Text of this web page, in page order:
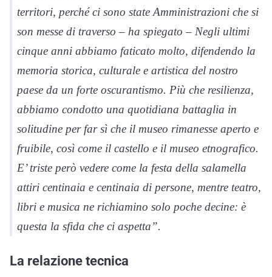
territori, perché ci sono state Amministrazioni che si
son messe di traverso – ha spiegato – Negli ultimi
cinque anni abbiamo faticato molto, difendendo la
memoria storica, culturale e artistica del nostro
paese da un forte oscurantismo. Più che resilienza,
abbiamo condotto una quotidiana battaglia in
solitudine per far sì che il museo rimanesse aperto e
fruibile, così come il castello e il museo etnografico.
E’ triste però vedere come la festa della salamella
attiri centinaia e centinaia di persone, mentre teatro,
libri e musica ne richiamino solo poche decine: è
questa la sfida che ci aspetta”.
La relazione tecnica